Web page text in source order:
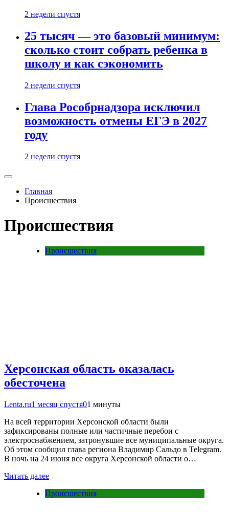
2 недели спустя
25 тысяч — это базовый минимум:
сколько стоит собрать ребенка в
школу и как сэкономить
2 недели спустя
Глава Рособрнадзора исключил
возможность отмены ЕГЭ в 2027
году
2 недели спустя
Главная
Происшествия
Происшествия
Происшествия
Херсонская область оказалась
обесточена
Lenta.ru1 месяц спустя01 минуты
На всей территории Херсонской области были
зафиксированы полные или частичные перебои с
электроснабжением, затронувшие все муниципальные округа.
Об этом сообщил глава региона Владимир Сальдо в Telegram.
В ночь на 24 июня все округа Херсонской области о…
Читать далее
Происшествия